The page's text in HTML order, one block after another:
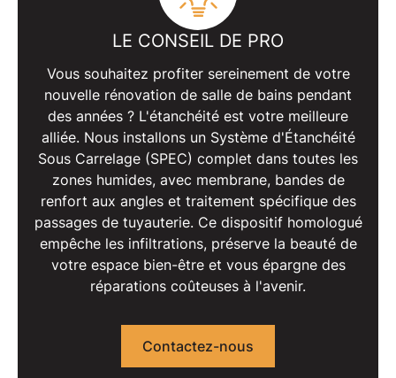
LE CONSEIL DE PRO
Vous souhaitez profiter sereinement de votre
nouvelle rénovation de salle de bains pendant
des années ? L'étanchéité est votre meilleure
alliée. Nous installons un Système d'Étanchéité
Sous Carrelage (SPEC) complet dans toutes les
zones humides, avec membrane, bandes de
renfort aux angles et traitement spécifique des
passages de tuyauterie. Ce dispositif homologué
empêche les infiltrations, préserve la beauté de
votre espace bien-être et vous épargne des
réparations coûteuses à l'avenir.
Contactez-nous